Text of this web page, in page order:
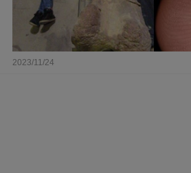
2023/11/24